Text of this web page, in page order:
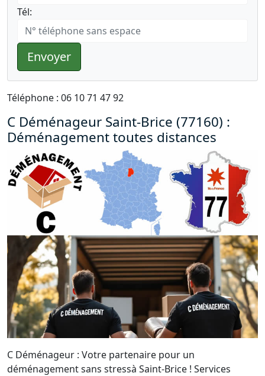
Tél:
Envoyer
Téléphone : 06 10 71 47 92
C Déménageur Saint-Brice (77160) :
Déménagement toutes distances
C Déménageur : Votre partenaire pour un
déménagement sans stressà Saint-Brice ! Services